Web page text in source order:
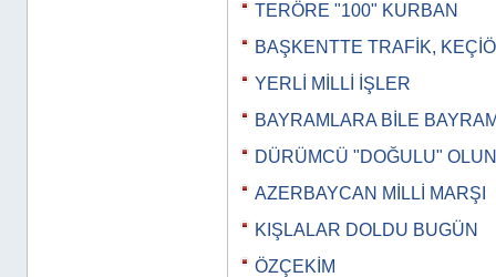
TERÖRE "100" KURBAN
BAŞKENTTE TRAFİK,
YERLİ MİLLİ İŞLER
BAYRAMLARA BİLE
DÜRÜMCÜ "DOĞULU"
AZERBAYCAN MİLLİ MARŞI
KIŞLALAR DOLDU BUGÜN
ÖZÇEKİM